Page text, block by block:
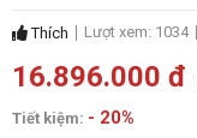
Thích Lượt xem: 1034
16.896.000 đ
Tiết kiệm: - 20%